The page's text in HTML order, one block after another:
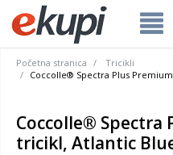
Početna stranica
Tricikli
Coccolle® Spectra Plus
Coccolle® Spectra
tricikl, Atlantic